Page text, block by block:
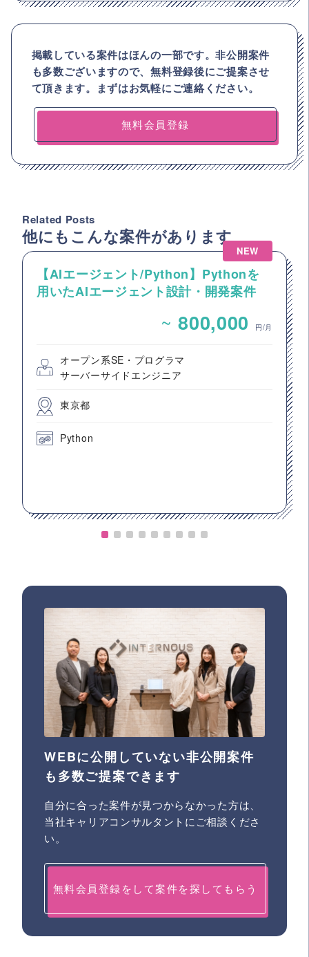
掲載している案件はほんの一部です。非公開案件
も多数ございますので、無料登録後にご提案させ
て頂きます。まずはお気軽にご連絡ください。
無料会員登録
Related Posts
他にもこんな案件があります
NEW
【AIエージェント/Python】Pythonを
用いたAIエージェント設計・開発案件
~ 800,000 円/月
オープン系SE・プログラマ
サーバーサイドエンジニア
東京都
Python
WEBに公開していない非公開案件
も多数ご提案できます
自分に合った案件が見つからなかった方は、
当社キャリアコンサルタントにご相談くださ
い。
無料会員登録をして案件を探してもらう